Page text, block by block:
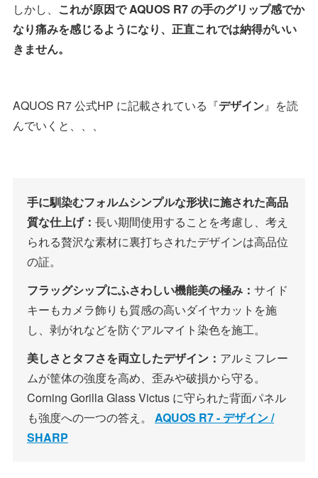
しかし、 これが原因で AQUOS R7 の手のグリップ感でか
なり痛みを感じるようになり、正直これでは納得がいい
きません。
AQUOS R7 公式HP に記載されている『デザイン』を読
んでいくと、、、
手に馴染むフォルムシンプルな形状に施された高品
質な仕上げ： 長い期間使用することを考慮し、考え
られる贅沢な素材に裏打ちされたデザインは高品位
の証。
フラッグシップにふさわしい機能美の極み： サイド
キーもカメラ飾りも質感の高いダイヤカットを施
し、剥がれなどを防ぐアルマイト染色を施工。
美しさとタフさを両立したデザイン： アルミフレー
ムが筐体の強度を高め、歪みや破損から守る。
Corning Gorilla Glass Victus に守られた背面パネル
も強度への一つの答え。 AQUOS R7 - デザイン /
SHARP